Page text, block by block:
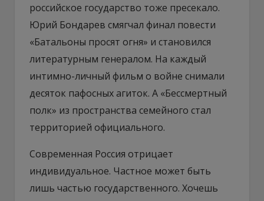
российское государство тоже пресекало.
Юрий Бондарев смягчал финал повести
«Батальоны просят огня» и становился
литературным генералом. На каждый
интимно-личный фильм о войне снимали
десяток пафосных агиток. А «Бессмертный
полк» из пространства семейного стал
территорией официального.
Современная Россия отрицает
индивидуальное. Частное может быть
лишь частью государственного. Хочешь